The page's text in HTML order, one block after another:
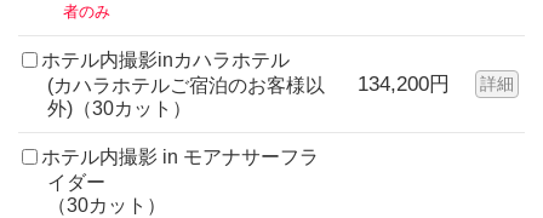
者のみ
ホテル内撮影inカハラホテル
(カハラホテルご宿泊のお客様以
外)（30カット）
134,200円 詳細
ホテル内撮影 in モアナサーフラ
イダー
（30カット）